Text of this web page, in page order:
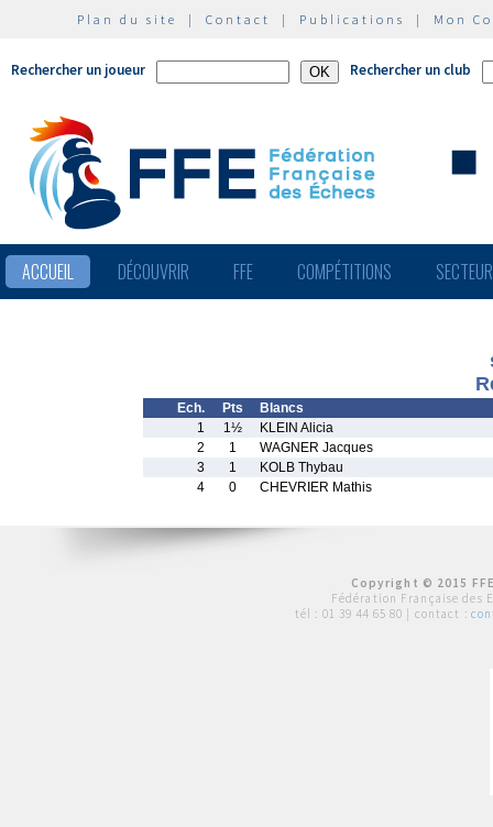
Plan du site | Contact | Publications | Mon
Rechercher un joueur Rechercher un club
ACCUEIL DÉCOUVRIR FFE COMPÉTITIONS
Ech. Pts
Blancs
1
1½
KLEIN Alicia
2
1
WAGNER Jacques
3
1
KOLB Thybau
4
0 CHEVRIER Mathis
Copyright © 2015
Fédération Française des
tél : 01 39 44 65 80 | contact :